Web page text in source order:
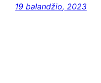
19 balandžio, 2023